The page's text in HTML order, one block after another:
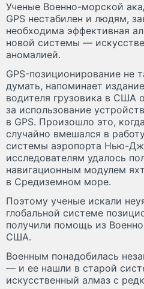
Ученые Военно-морской
GPS нестабилен и людям,
необходима эффективная
новой системы —
аномалией.
GPS-позиционирование не
думать, напоминает
водителя грузовика в США
за использование
в GPS. Произошло это,
случайно вмешался в
системы аэропорта Нью-
исследователям удалось
навигационным модулем
в Средиземном море.
Поэтому ученые искали
глобальной системе
получили помощь из
США.
Военным понадобилась
— и ее нашли в старой
искусственный алмаз с